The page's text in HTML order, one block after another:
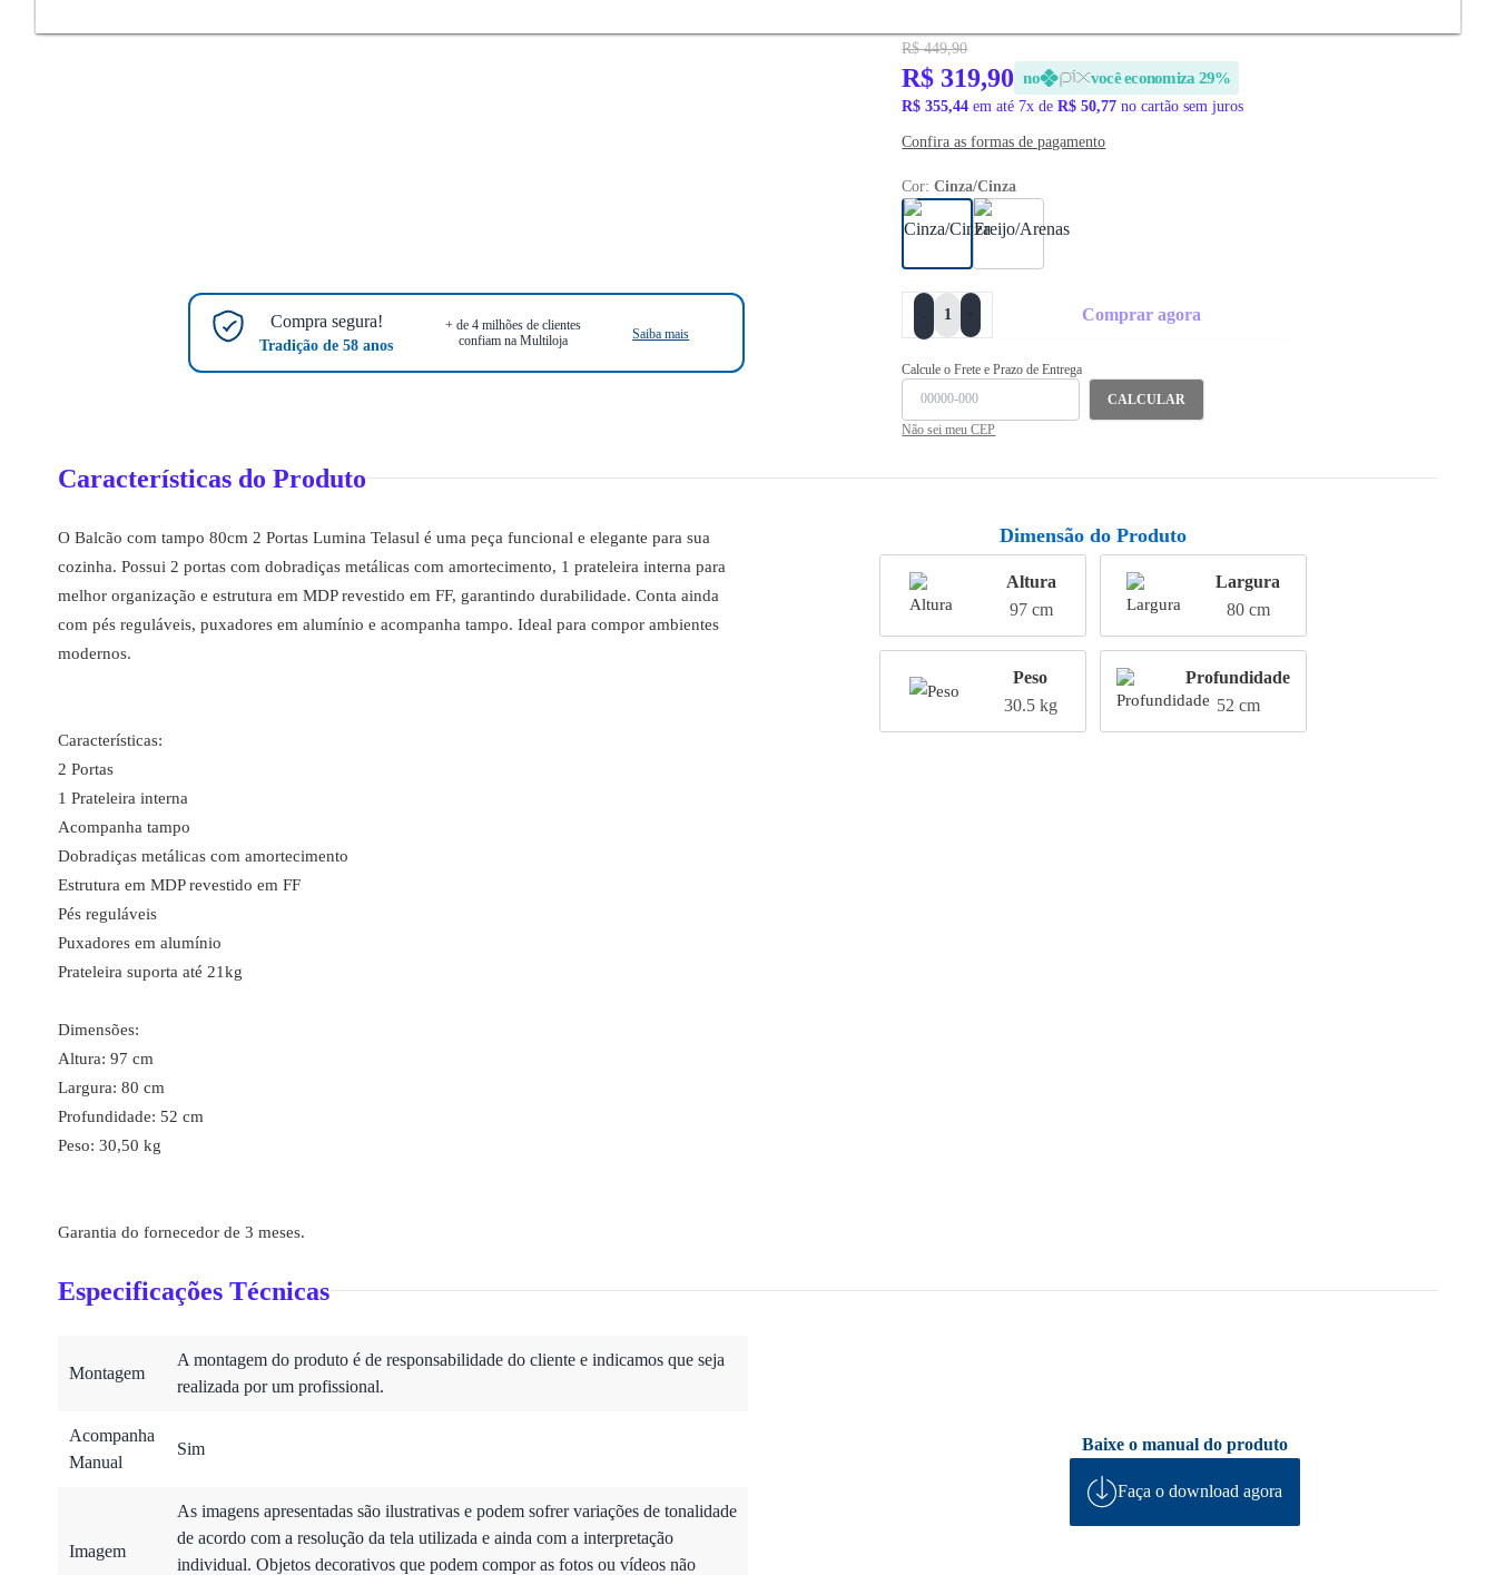
Compra segura!
Tradição de 58 anos
+ de 4 milhões de clientes
confiam na Multiloja
Saiba mais
R$ 449,90
R$ 319,90 no você economiza 29%
R$ 355,44 em até 7x deR$ 50,77 no cartão sem juros
Confira as formas de pagamento
Cor:Cinza/Cinza
Comprar agora
Calcule o Frete e Prazo de Entrega
CALCULAR
Não sei meu CEP
Características do Produto
O Balcão com tampo 80cm 2 Portas Lumina Telasul é uma peça funcional e elegante para sua
cozinha. Possui 2 portas com dobradiças metálicas com amortecimento, 1 prateleira interna para
melhor organização e estrutura em MDP revestido em FF, garantindo durabilidade. Conta ainda
com pés reguláveis, puxadores em alumínio e acompanha tampo. Ideal para compor ambientes
modernos.
Características:
2 Portas
1 Prateleira interna
Acompanha tampo
Dobradiças metálicas com amortecimento
Estrutura em MDP revestido em FF
Pés reguláveis
Puxadores em alumínio
Prateleira suporta até 21kg
Dimensões:
Altura: 97 cm
Largura: 80 cm
Profundidade: 52 cm
Peso: 30,50 kg
Garantia do fornecedor de 3 meses.
Dimensão do Produto
Altura
97 cm
Largura
80 cm
Peso
30.5 kg
Profundidade
52 cm
Especificações Técnicas
Montagem
A montagem do produto é de responsabilidade do cliente e indicamos que seja
realizada por um profissional.
Acompanha
Manual
Sim
Imagem
As imagens apresentadas são ilustrativas e podem sofrer variações de tonalidade
de acordo com a resolução da tela utilizada e ainda com a interpretação
individual. Objetos decorativos que podem compor as fotos ou vídeos não
Baixe o manual do produto
Faça o download agora